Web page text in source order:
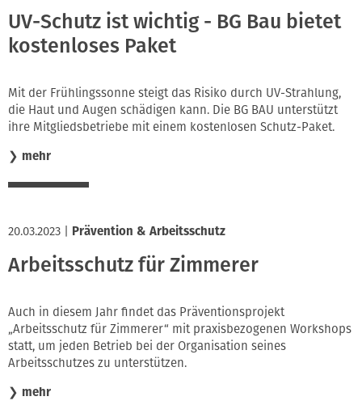
UV-Schutz ist wichtig - BG Bau bietet
kostenloses Paket
Mit der Frühlingssonne steigt das Risiko durch UV-Strahlung,
die Haut und Augen schädigen kann. Die BG BAU unterstützt
ihre Mitgliedsbetriebe mit einem kostenlosen Schutz-Paket.
❯ mehr
20.03.2023 Prävention & Arbeitsschutz
Arbeitsschutz für Zimmerer
Auch in diesem Jahr findet das Präventionsprojekt
„Arbeitsschutz für Zimmerer“ mit praxisbezogenen Workshops
statt, um jeden Betrieb bei der Organisation seines
Arbeitsschutzes zu unterstützen.
❯ mehr